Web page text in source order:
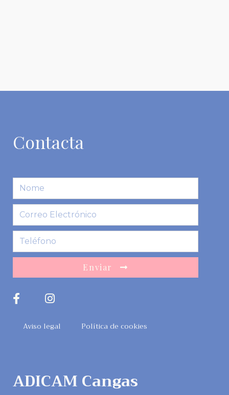
Contacta
Enviar
Aviso legal Política de cookies
ADICAM Cangas